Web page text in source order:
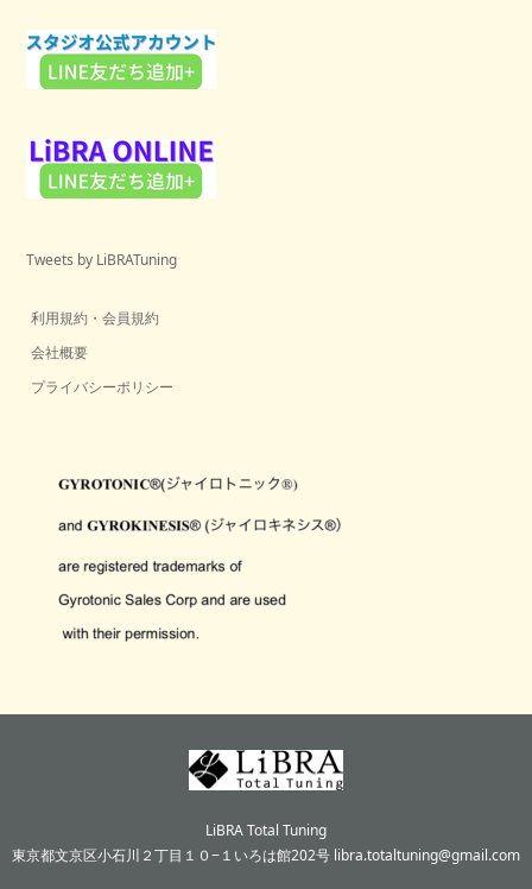
Tweets by LiBRATuning
利用規約・会員規約
会社概要
プライバシーポリシー
LiBRA Total Tuning
東京都文京区小石川２丁目１０−１いろは館202号 libra.totaltuning@gmail.com